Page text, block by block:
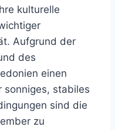
kulturelle
Aufgrund der
des
einen
sonniges, stabiles
sind die
zu